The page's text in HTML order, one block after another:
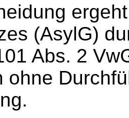
(AsylG)
Abs. 2
ohne